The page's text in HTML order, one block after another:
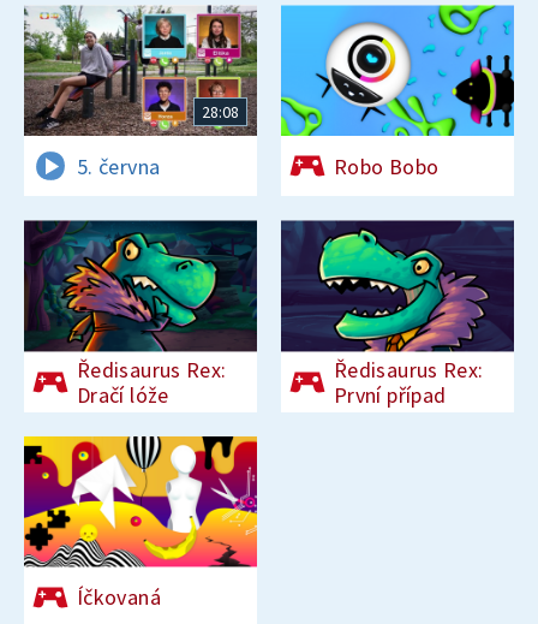
28:08
5. června Robo Bobo
Ředisaurus Rex:
Dračí lóže
Ředisaurus Rex:
První případ
Íčkovaná